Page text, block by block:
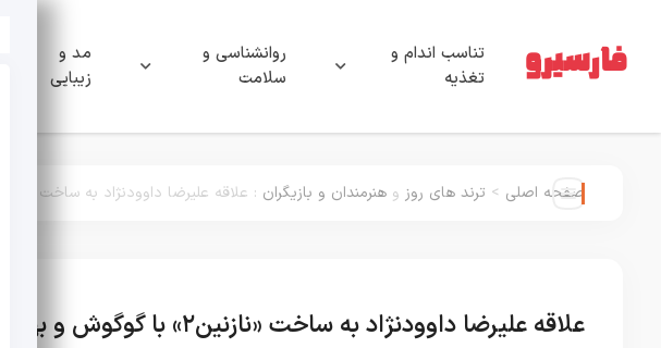
تناسب اندام و
تغذیه
روانشناسی و
سلامت
مد و
زیبایی
صفحه اصلی > ترند های روز و هنرمندان و بازیگران : علاقه علیرضا داوودنژاد به ساخت «نازنین۲» با گوگوش و بهروز وثوقی
علاقه علیرضا داوودنژاد به ساخت «نازنین۲» با گوگوش و بهروز وثوقی